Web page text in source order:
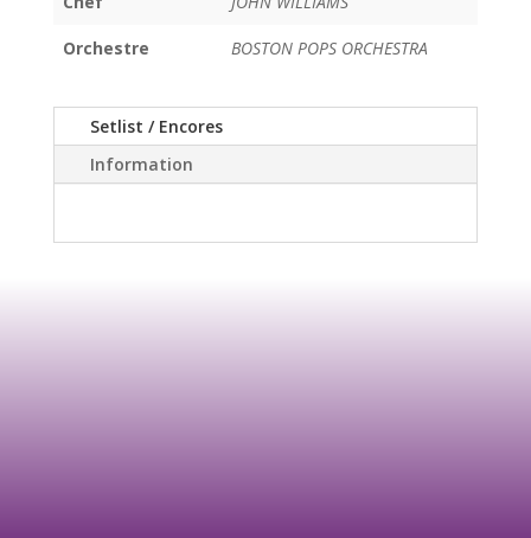
Orchestre BOSTON POPS ORCHESTRA
Setlist / Encores
Information